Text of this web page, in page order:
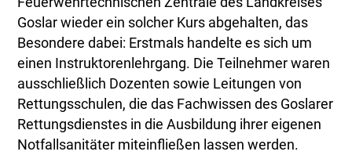
Goslar wieder ein solcher Kurs abgehalten, das
Besondere dabei: Erstmals handelte es sich um
einen Instruktorenlehrgang. Die Teilnehmer waren
ausschließlich Dozenten sowie Leitungen von
Rettungsschulen, die das Fachwissen des Goslarer
Rettungsdienstes in die Ausbildung ihrer eigenen
Notfallsanitäter miteinfließen lassen werden.